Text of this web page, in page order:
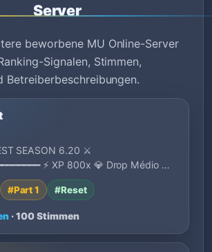
Server
beworbene MU Online-Server
Signalen, Stimmen,
Betreiberbeschreibungen.
SEASON 6.20 ⚔
⚡ XP 800x 💎 Drop Médio 🔄
🏆 Leve…
#Part 1 #Reset
· 100 Stimmen